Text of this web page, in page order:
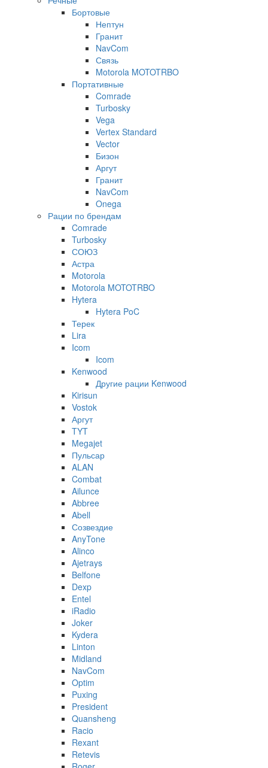
Бортовые
Нептун
Гранит
NavCom
Связь
Motorola MOTOTRBO
Портативные
Comrade
Turbosky
Vega
Vertex Standard
Vector
Бизон
Аргут
Гранит
NavCom
Onega
Рации по брендам
Comrade
Turbosky
СОЮЗ
Астра
Motorola
Motorola MOTOTRBO
Hytera
Hytera PoC
Терек
Lira
Icom
Icom
Kenwood
Другие рации Kenwood
Kirisun
Vostok
Аргут
TYT
Megajet
Пульсар
ALAN
Combat
Ailunce
Abbree
Abell
Созвездие
AnyTone
Alinco
Ajetrays
Belfone
Dexp
Entel
iRadio
Joker
Kydera
Linton
Midland
NavCom
Optim
Puxing
President
Quansheng
Racio
Rexant
Retevis